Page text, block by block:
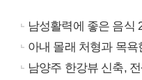
남성활력에 좋은 음식
아내 몰래 처형과 목욕
남양주 한강뷰 신축,